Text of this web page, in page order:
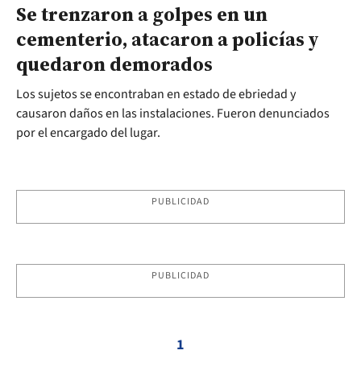
Se trenzaron a golpes en un
cementerio, atacaron a policías y
quedaron demorados
Los sujetos se encontraban en estado de ebriedad y
causaron daños en las instalaciones. Fueron denunciados
por el encargado del lugar.
PUBLICIDAD
PUBLICIDAD
1